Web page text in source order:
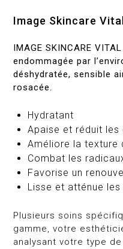
Image Skincare
IMAGE SKINCARE
endommagée par
déshydratée, sensible
rosacée.
Hydratant
Apaise et réduit les
Améliore la texture
Combat les
Favorise un
Lisse et atténue les
Plusieurs soins
gamme, votre
analysant votre type de